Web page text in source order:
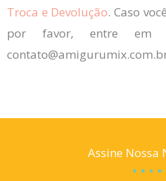
Troca e Devolução. Caso
por favor, entre em
Assine Nossa